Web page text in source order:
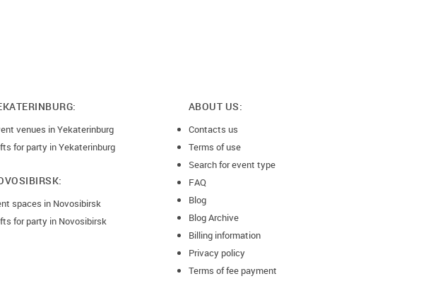
venues in Yekaterinburg
for party in Yekaterinburg
spaces in Novosibirsk
for party in Novosibirsk
ABOUT US:
Contacts us
Terms of use
Search for event type
FAQ
Blog
Blog Archive
Billing information
Privacy policy
Terms of fee payment